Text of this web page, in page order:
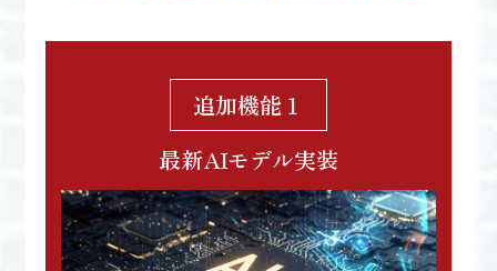
追加機能１
最新AIモデル実装